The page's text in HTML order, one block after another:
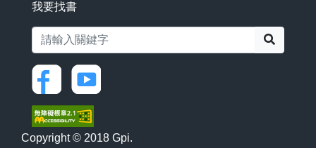
我要找書
Copyright © 2018 Gpi.